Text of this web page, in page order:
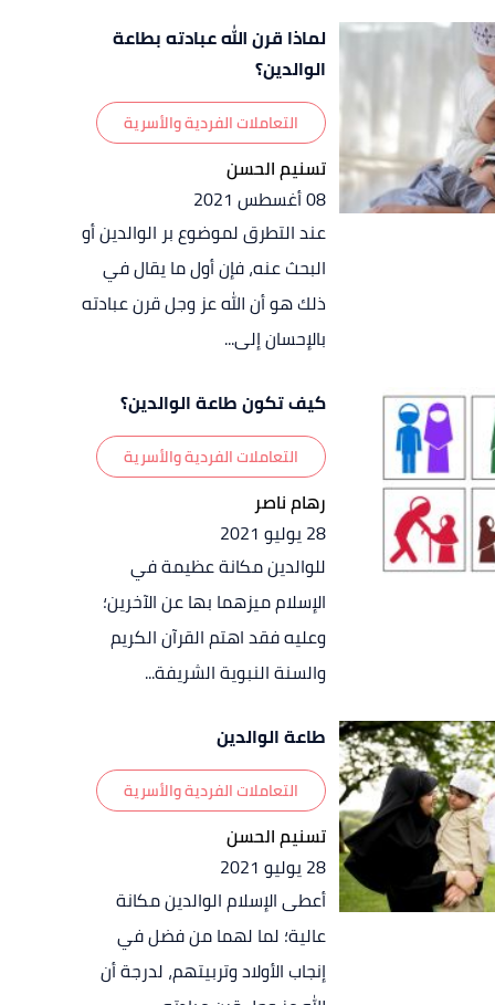
لماذا قرن الله عبادته بطاعة
الوالدين؟
التعاملات الفردية والأسرية
تسنيم الحسن
08 أغسطس 2021
عند التطرق لموضوع بر الوالدين أو
البحث عنه، فإن أول ما يقال في
ذلك هو أن الله عز وجل قرن عبادته
بالإحسان إلى...
كيف تكون طاعة الوالدين؟
التعاملات الفردية والأسرية
رهام ناصر
28 يوليو 2021
للوالدين مكانة عظيمة في
الإسلام ميزهما بها عن الآخرين؛
وعليه فقد اهتم القرآن الكريم
والسنة النبوية الشريفة...
طاعة الوالدين
التعاملات الفردية والأسرية
تسنيم الحسن
28 يوليو 2021
أعطى الإسلام الوالدين مكانة
عالية؛ لما لهما من فضل في
إنجاب الأولاد وتربيتهم، لدرجة أن